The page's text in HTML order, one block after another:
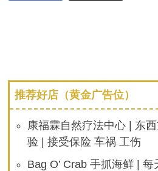
推荐好店（黄金广告位）
康福霖自然疗法中心 | 东
验 | 接受保险 车祸 工伤
Bag O’ Crab 手抓海鲜 | 每